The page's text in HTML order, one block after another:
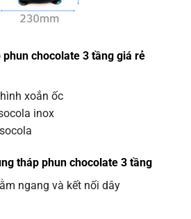
chocolate 3 tầng giá rẻ
xoắn ốc
inox
tháp phun chocolate 3 tầng
ngang và kết nối dây